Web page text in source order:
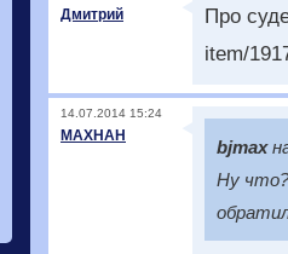
Дмитрий
Про
item/
14.07.2014 15:24
MAXHAH
bjmax
Ну